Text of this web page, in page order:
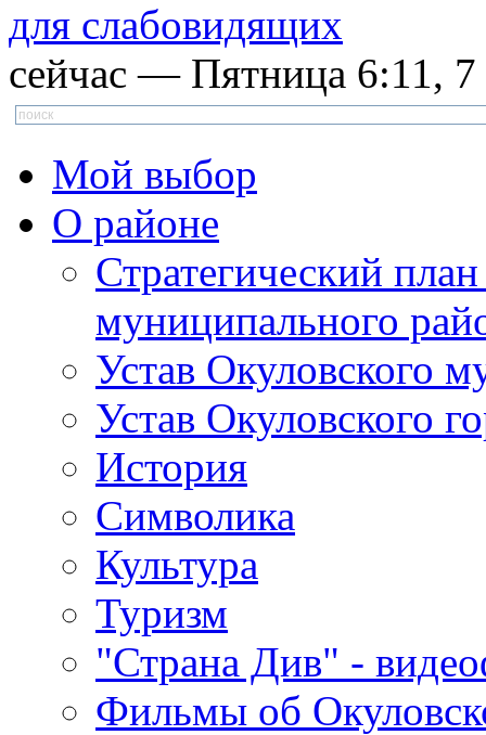
для слабовидящих
сейчас — Пятница 6:11, 7
Мой выбор
О районе
Стратегический
муниципального
Устав Окуловского
Устав Окуловского
История
Символика
Культура
Туризм
"Страна Див" -
Фильмы об